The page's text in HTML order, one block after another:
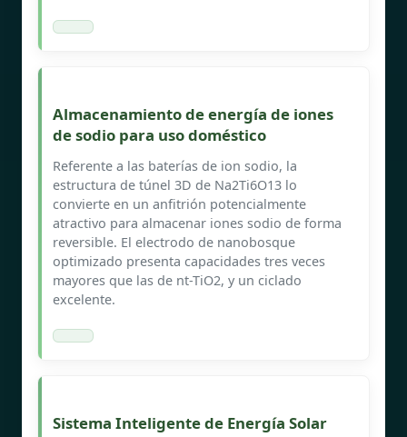
Almacenamiento de energía de iones
de sodio para uso doméstico
Referente a las baterías de ion sodio, la
estructura de túnel 3D de Na2Ti6O13 lo
convierte en un anfitrión potencialmente
atractivo para almacenar iones sodio de forma
reversible. El electrodo de nanobosque
optimizado presenta capacidades tres veces
mayores que las de nt-TiO2, y un ciclado
excelente.
Sistema Inteligente de Energía Solar